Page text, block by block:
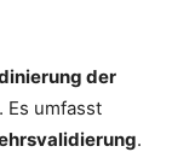
der
. Es umfasst
.